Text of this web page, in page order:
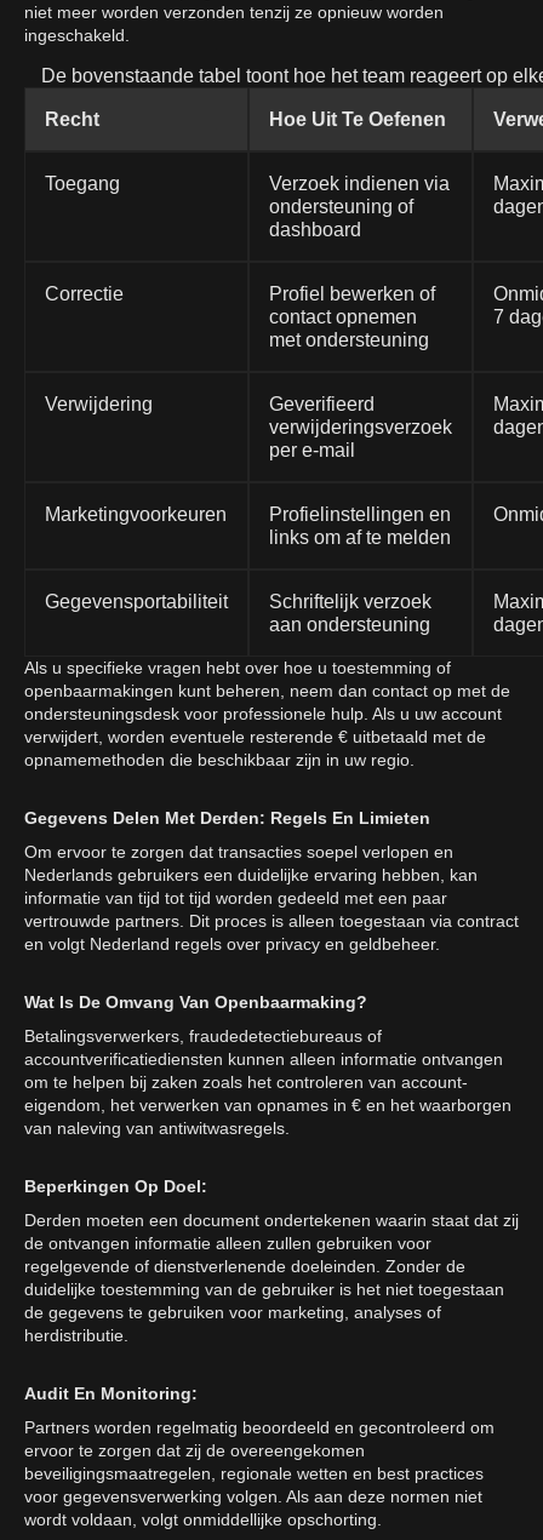
niet meer worden verzonden tenzij ze opnieuw worden
ingeschakeld.
De bovenstaande tabel toont hoe het team reageert op
Recht Hoe Uit Te Oefenen
Toegang
Verzoek indienen via
ondersteuning of
dashboard
Correctie
Profiel bewerken of
contact opnemen
met ondersteuning
7
Verwijdering
Geverifieerd
verwijderingsverzoek
per e-mail
Marketingvoorkeuren
Profielinstellingen en
links om af te melden
Gegevensportabiliteit
Schriftelijk verzoek
aan ondersteuning
Als u specifieke vragen hebt over hoe u toestemming of
openbaarmakingen kunt beheren, neem dan contact op met de
ondersteuningsdesk voor professionele hulp. Als u uw account
verwijdert, worden eventuele resterende € uitbetaald met de
opnamemethoden die beschikbaar zijn in uw regio.
Gegevens Delen Met Derden: Regels En Limieten
Om ervoor te zorgen dat transacties soepel verlopen en
Nederlands gebruikers een duidelijke ervaring hebben, kan
informatie van tijd tot tijd worden gedeeld met een paar
vertrouwde partners. Dit proces is alleen toegestaan via contract
en volgt Nederland regels over privacy en geldbeheer.
Wat Is De Omvang Van Openbaarmaking?
Betalingsverwerkers, fraudedetectiebureaus of
accountverificatiediensten kunnen alleen informatie ontvangen
om te helpen bij zaken zoals het controleren van account-
eigendom, het verwerken van opnames in € en het waarborgen
van naleving van antiwitwasregels.
Beperkingen Op Doel:
Derden moeten een document ondertekenen waarin staat dat zij
de ontvangen informatie alleen zullen gebruiken voor
regelgevende of dienstverlenende doeleinden. Zonder de
duidelijke toestemming van de gebruiker is het niet toegestaan
de gegevens te gebruiken voor marketing, analyses of
herdistributie.
Audit En Monitoring:
Partners worden regelmatig beoordeeld en gecontroleerd om
ervoor te zorgen dat zij de overeengekomen
beveiligingsmaatregelen, regionale wetten en best practices
voor gegevensverwerking volgen. Als aan deze normen niet
wordt voldaan, volgt onmiddellijke opschorting.